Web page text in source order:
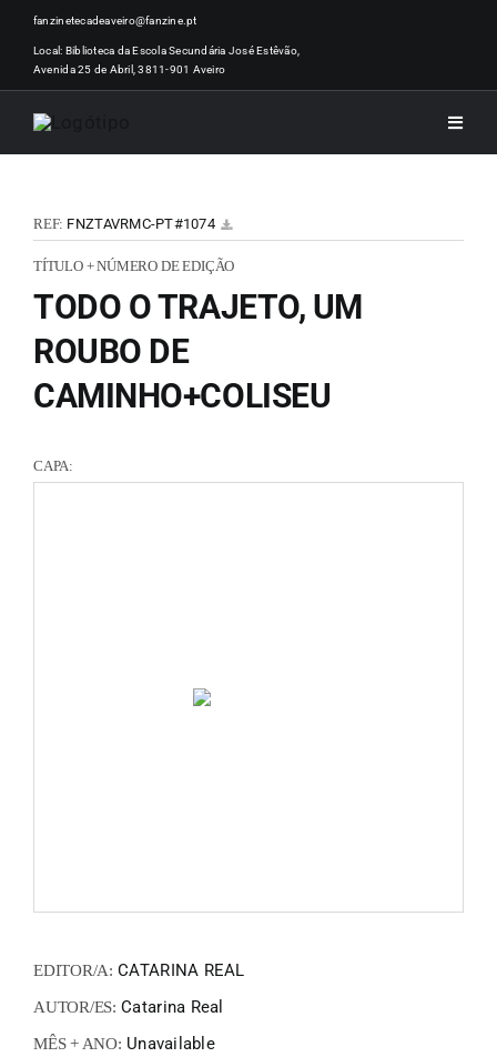
Skip
content
fanzinetecadeaveiro@fanzine.pt
Local: Biblioteca da Escola Secundária José Estêvão,
Avenida 25 de Abril, 3811-901 Aveiro
Toggle
REF: FNZTAVRMC-PT#1074
TÍTULO + NÚMERO DE EDIÇÃO
TODO O TRAJETO, UM
ROUBO DE
CAMINHO+COLISEU
CAPA:
EDITOR/A: CATARINA REAL
AUTOR/ES: Catarina Real
MÊS + ANO: Unavailable